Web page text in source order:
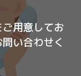
用意してお
い合わせく